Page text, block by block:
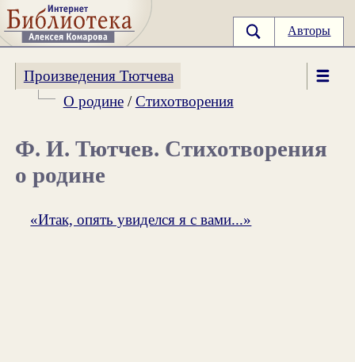
Авторы
Произведения Тютчева
О родине/Стихотворения
Ф. И. Тютчев. Стихотворения
о родине
«Итак, опять увиделся я с вами...»